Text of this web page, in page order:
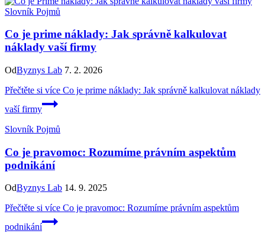
Slovník Pojmů
Co je prime náklady: Jak správně kalkulovat
náklady vaší firmy
OdByznys Lab 7. 2. 2026
Přečtěte si více Co je prime náklady: Jak správně kalkulovat náklady
vaší firmy
Slovník Pojmů
Co je pravomoc: Rozumíme právním aspektům
podnikání
OdByznys Lab 14. 9. 2025
Přečtěte si více Co je pravomoc: Rozumíme právním aspektům
podnikání